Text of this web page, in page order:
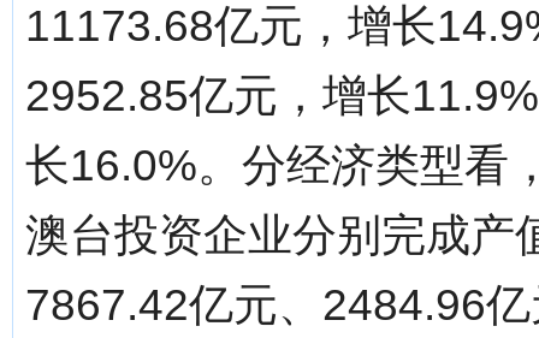
11173.68亿元，增长
2952.85亿元，增长
长16.0%。分经济类型看
澳台投资企业分别完成产
7867.42亿元、2484.96